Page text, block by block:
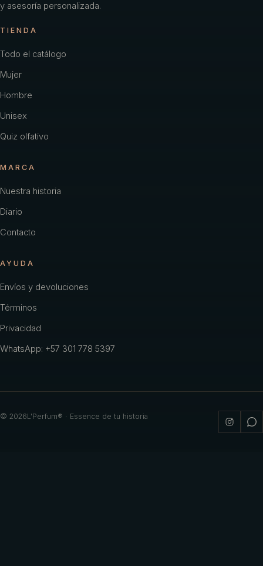
y asesoría personalizada.
TIENDA
Todo el catálogo
Mujer
Hombre
Unisex
Quiz olfativo
MARCA
Nuestra historia
Diario
Contacto
AYUDA
Envíos y devoluciones
Términos
Privacidad
WhatsApp: +57 301 778 5397
© 2026L'Perfum® · Essence de tu historia